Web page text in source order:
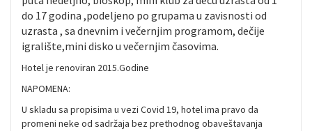
do 17 godina ,podeljeno po grupama u zavisnosti od
uzrasta , sa dnevnim i večernjim programom, dečije
igralište,mini disko u večernjim časovima.
Hotel je renoviran 2015.Godine
NAPOMENA:
U skladu sa propisima u vezi Covid 19, hotel ima pravo da
promeni neke od sadržaja bez prethodnog obaveštavanja